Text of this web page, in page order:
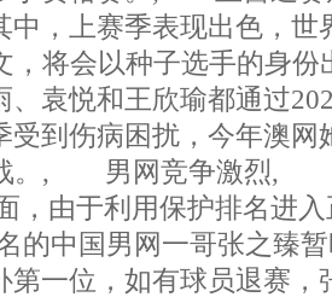
中，上赛季表现出色，世
，将会以种子选手的身份
、袁悦和王欣瑜都通过
受到伤病困扰，今年澳网
战。, 男网竞争激烈,
由于利用保护排名进入
的中国男网一哥张之臻
第一位，如有球员退赛，